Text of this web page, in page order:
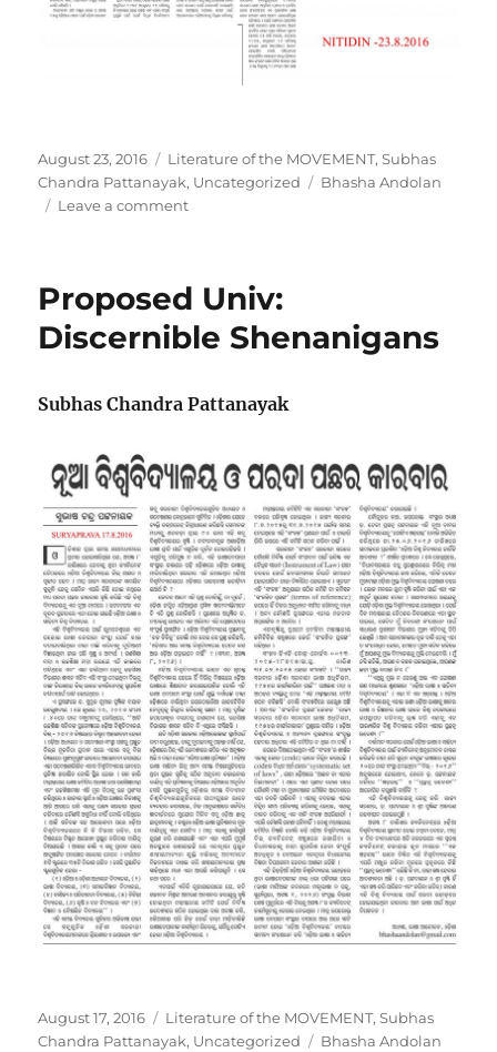
Posted
on
August 23, 2016 Categories
Literature of the MOVEMENT,Subhas
Chandra Pattanayak, Uncategorized Tags
Bhasha Andolan
Leave a commenton
Proposed Univ:
Discernible Shenanigans
Subhas Chandra Pattanayak
Posted
on
August 17, 2016 Categories
Literature of the MOVEMENT,Subhas
Chandra Pattanayak, Uncategorized Tags
Bhasha Andolan